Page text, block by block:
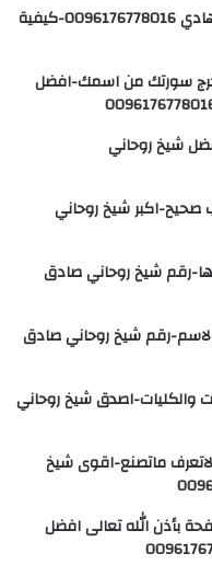
اقوى شيخ روحاني هادي 0096176778016-كيفية
سورتك من اسمك-افضل
شيخ روحاني
صحيح-اكبر شيخ روحاني
رقم شيخ روحاني صادق
رقم شيخ روحاني صادق
والكليات-اصدق شيخ روحاني
ماتصنع-اقوى شيخ
بأذن الله تعالى افضل